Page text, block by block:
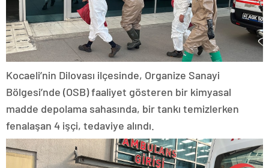
Kocaeli’nin Dilovası ilçesinde, Organize Sanayi
Bölgesi’nde (OSB) faaliyet gösteren bir kimyasal
madde depolama sahasında, bir tankı temizlerken
fenalaşan 4 işçi, tedaviye alındı.